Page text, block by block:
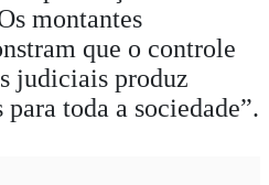
montantes
que o controle
judiciais produz
toda a sociedade”.